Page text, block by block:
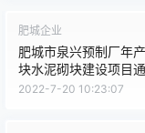
肥城企业
肥城市泉兴预制厂年
块水泥砌块建设项目
保护验收工作的公示
2022-7-20 10:23:07